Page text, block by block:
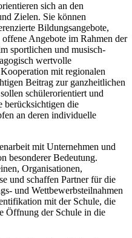
sich an den
Zielen. Sie können
Bildungsangebote,
Angebote im Rahmen der
sportlichen und musisch-
wertvolle
mit regionalen
Beitrag zur ganzheitlichen
schülerorientiert und
berücksichtigen die
an deren individuelle
mit Unternehmen und
besonderer Bedeutung.
Organisationen,
und schaffen Partner für die
und Wettbewerbsteilnahmen
mit der Schule, die
Öffnung der Schule in die